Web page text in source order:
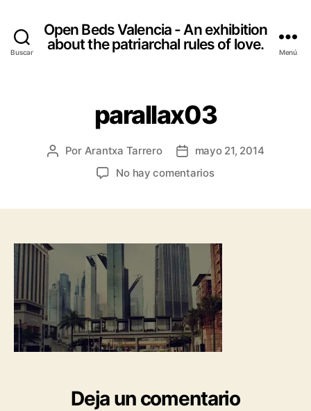
Buscar
Open Beds Valencia - An exhibition
about the patriarchal rules of love.
Menú
parallax03
Autor
Por Arantxa Tarrero
Fecha
de
mayo 21, 2014
No hay comentariosen
Deja un comentario